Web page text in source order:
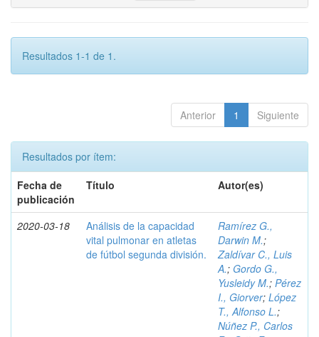
Resultados 1-1 de 1.
Anterior 1 Siguiente
Resultados por ítem:
Fecha de
publicación
Título Autor(es)
2020-03-18
Análisis de la capacidad
vital pulmonar en atletas
de fútbol segunda división.
Ramírez G.,
Darwin M.;
Zaldívar C., Luis
A.; Gordo G.,
Yusleidy M.; Pérez
I., Giorver; López
T., Alfonso L.;
Núñez P., Carlos